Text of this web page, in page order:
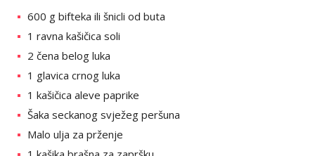
600 g bifteka ili šnicli od buta
1 ravna kašičica soli
2 čena belog luka
1 glavica crnog luka
1 kašičica aleve paprike
Šaka seckanog svježeg peršuna
Malo ulja za prženje